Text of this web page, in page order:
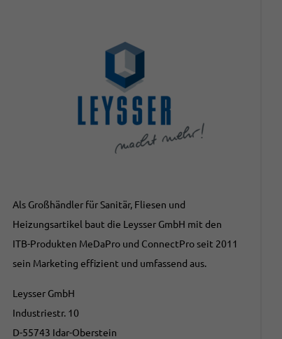
Als Großhändler für Sanitär, Fliesen und
Heizungsartikel baut die Leysser GmbH mit den
ITB-Produkten MeDaPro und ConnectPro seit 2011
sein Marketing effizient und umfassend aus.
Leysser GmbH
Industriestr. 10
D-55743 Idar-Oberstein